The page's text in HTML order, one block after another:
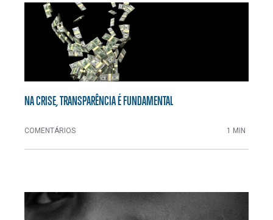
NA CRISE, TRANSPARÊNCIA É FUNDAMENTAL
COMENTÁRIOS 1 MIN